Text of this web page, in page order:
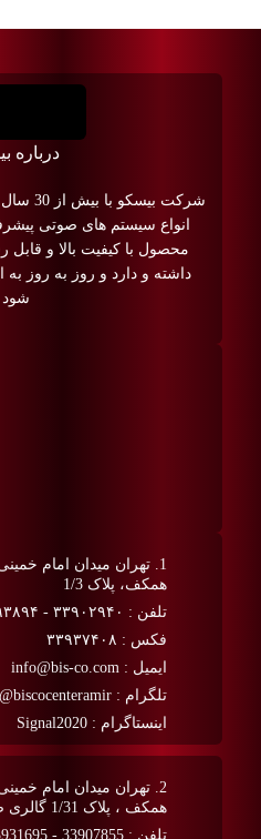
درباره
شرکت
انواع سیستم های صوتی
محصول با کیفیت بالا و
داشته و دارد و روز به روز
شود
1. تهران میدان امام
همکف، پلاک 1/3
تلفن : ۳۳۹۰۲۹۴۰ - ۳۳۹۹۳۸۹۴ - ۳۳۹۸۲۴۹۱
فکس : ۳۳۹۳۷۴۰۸
ایمیل : info@bis-co.com
تلگرام : biscocenteramir@
اینستاگرام : Signal2020
2. تهران میدان امام
همکف ، پلاک 1/31 گالری صوتی پژواک
تلفن : 33907855 - 33931695 - 33918860 -021